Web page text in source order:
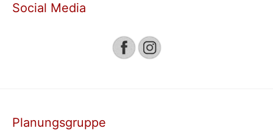
Social Media
Planungsgruppe